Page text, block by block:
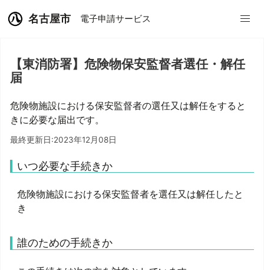
名古屋市 電子申請サービス
【東消防署】危険物保安監督者選任・解任
届
危険物施設における保安監督者の選任又は解任をすると
きに必要な届出です。
最終更新日:2023年12月08日
いつ必要な手続きか
危険物施設における保安監督者を選任又は解任したと
き
誰のための手続きか